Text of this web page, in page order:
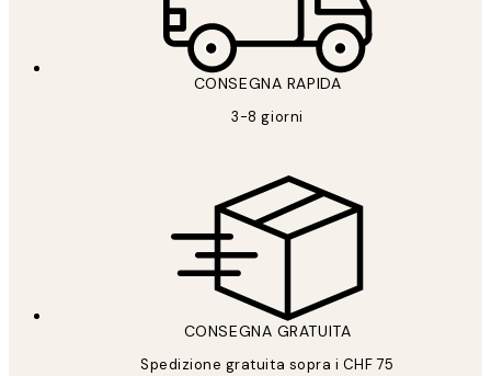
CONSEGNA RAPIDA
3-8 giorni
CONSEGNA GRATUITA
Spedizione gratuita sopra i CHF 75